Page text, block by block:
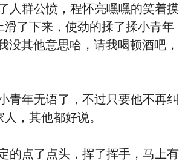
群公愤，程怀亮嘿嘿的笑着摸
滑了下来，使劲的揉了揉小青年
没其他意思哈，请我喝顿酒吧，
年无语了，不过只要他不再纠
，其他都好说。
点了点头，挥了挥手，马上有